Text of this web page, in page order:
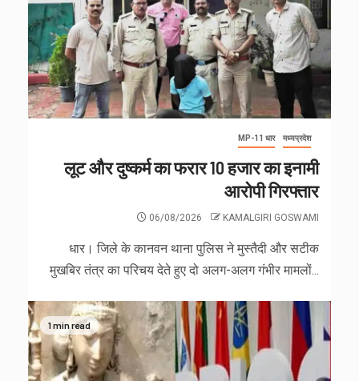
MP-11 धार मध्यप्रदेश
लूट और दुष्कर्म का फरार 10 हजार का इनामी
आरोपी गिरफ्तार
06/08/2026 KAMALGIRI GOSWAMI
धार। जिले के कानवन थाना पुलिस ने मुस्तैदी और सटीक
मुखबिर तंत्र का परिचय देते हुए दो अलग-अलग गंभीर मामलों...
1 min read